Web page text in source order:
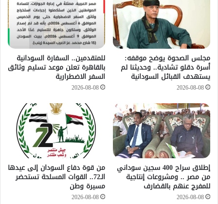
مجلس الصحوة يوضح موقفه:
أسرة دقلو تشادية.. وحديثنا لم
يستهدف القبائل السودانية
2026-08-08
للمتقدمين.. السفارة السودانية
بالقاهرة تعلن موعد تسليم وثائق
السفر الاضطرارية
2026-08-08
إطلاق سراح 400 سجين سوداني
من مصر .. ومشروعات إنتاجية
للمفرج عنهم بالقضارف
2026-08-08
من قوة دفاع السودان إلى عيدها
الـ72.. القوات المسلحة تستحضر
مسيرة وطن
2026-08-08